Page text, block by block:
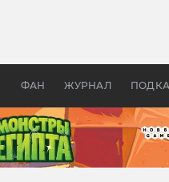
ФАН ЖУРНАЛ
Древней Грецией